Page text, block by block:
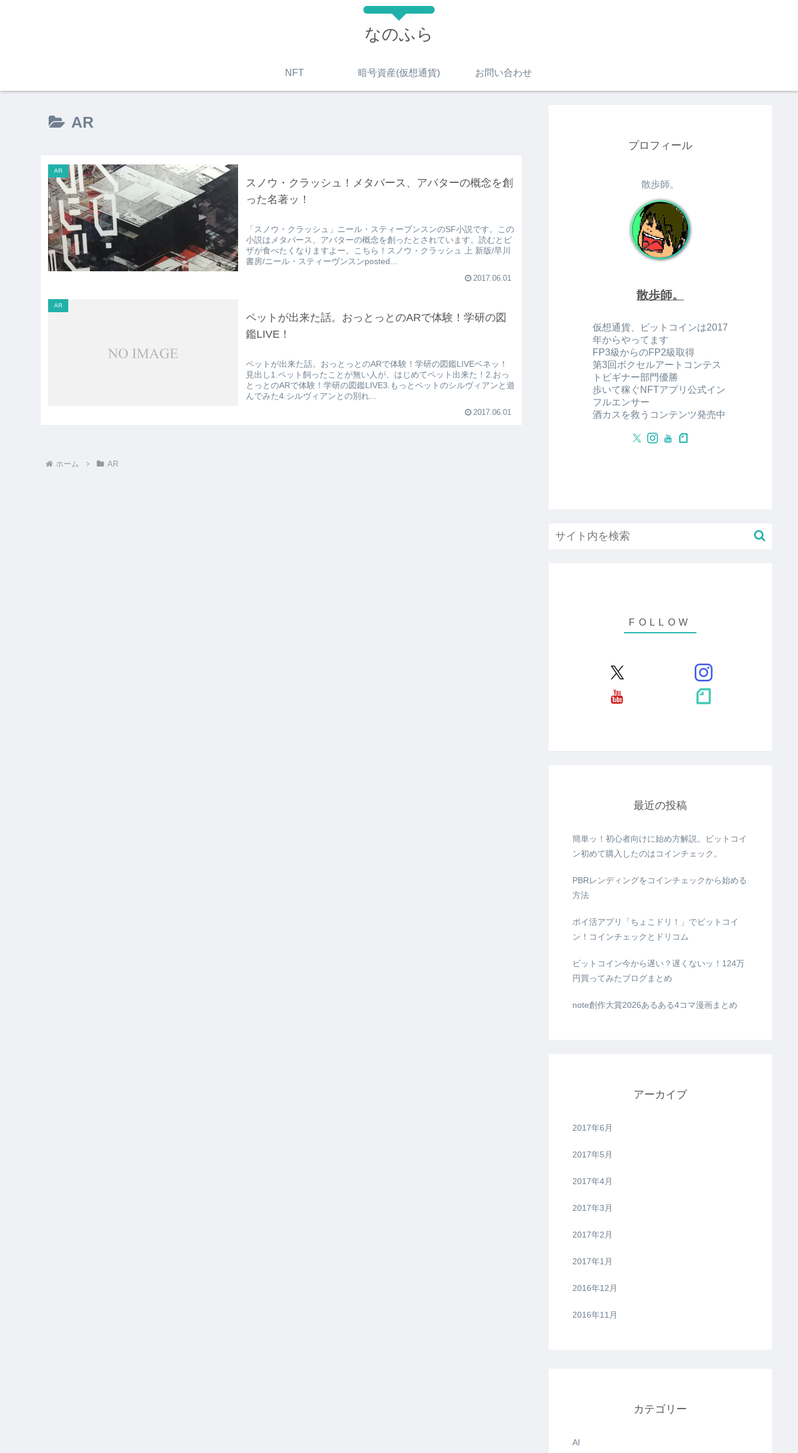
なのふら
NFT 暗号資産(仮想通貨) お問い合わせ
AR
AR
スノウ・クラッシュ！メタバース、アバターの概念を創
った名著ッ！
「スノウ・クラッシュ」ニール・スティーブンスンのSF小説です。この
小説はメタバース、アバターの概念を創ったとされています。読むとピ
ザが食べたくなりますよー。こちら！スノウ・クラッシュ 上 新版/早川
書房/ニール・スティーヴンスンposted...
2017.06.01
AR
ペットが出来た話。おっとっとのARで体験！学研の図
鑑LIVE！
ペットが出来た話。おっとっとのARで体験！学研の図鑑LIVEベネッ！
見出し1.ペット飼ったことが無い人が、はじめてペット出来た！2.おっ
とっとのARで体験！学研の図鑑LIVE3.もっとペットのシルヴィアンと遊
んでみた4.シルヴィアンとの別れ...
2017.06.01
ホーム AR
プロフィール
散歩師。
散歩師。
仮想通貨、ビットコインは2017
年からやってます
FP3級からのFP2級取得
第3回ボクセルアートコンテス
トビギナー部門優勝
歩いて稼ぐNFTアプリ公式イン
フルエンサー
酒カスを救うコンテンツ発売中
最近の投稿
簡単ッ！初心者向けに始め方解説。ビットコイ
ン初めて購入したのはコインチェック。
PBRレンディングをコインチェックから始める
方法
ポイ活アプリ「ちょこドリ！」でビットコイ
ン！コインチェックとドリコム
ビットコイン今から遅い？遅くないッ！124万
円買ってみたブログまとめ
note創作大賞2026あるある4コマ漫画まとめ
アーカイブ
2017年6月
2017年5月
2017年4月
2017年3月
2017年2月
2017年1月
2016年12月
2016年11月
カテゴリー
AI